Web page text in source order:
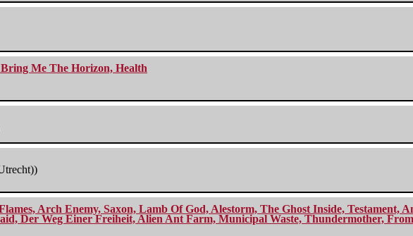
Me The Horizon, Health
Arch Enemy, Saxon, Lamb Of God, Alestorm, The Ghost Inside, Testament,
Der Weg Einer Freiheit, Alien Ant Farm, Municipal Waste, Thundermother,